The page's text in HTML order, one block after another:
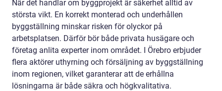
När det handlar om byggprojekt är säkerhet alltid av
största vikt. En korrekt monterad och underhållen
byggställning minskar risken för olyckor på
arbetsplatsen. Därför bör både privata husägare och
företag anlita experter inom området. I Örebro erbjuder
flera aktörer uthyrning och försäljning av byggställning
inom regionen, vilket garanterar att de erhållna
lösningarna är både säkra och högkvalitativa.